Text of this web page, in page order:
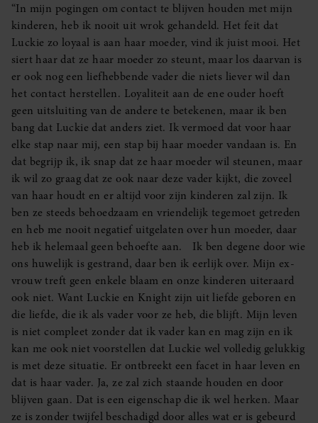
“In mijn pogingen om contact te blijven houden met mijn
kinderen, heb ik nooit uit wrok gehandeld. Het feit dat
Luckie zo loyaal is aan haar moeder, vind ik juist mooi. Het
siert haar dat ze haar moeder zo steunt, maar los daarvan is
er ook nog een liefhebbende vader die niets liever wil dan
het contact herstellen. Loyaliteit aan de ene ouder hoeft
geen uitsluiting van de andere te betekenen, maar ik ben
bang dat Luckie dat anders ziet. Ik vermoed dat voor haar
elke stap naar mij, een stap bij haar moeder vandaan is. En
dat begrijp ik, ik snap dat ze haar moeder wil steunen, maar
ik wil zo graag dat ze ook naar deze vader kijkt, die zoveel
van haar houdt en er altijd voor zijn kinderen zal zijn. Ik
ben ze steeds behoedzaam en vriendelijk tegemoet getreden
en heb me nooit negatief uitgelaten over hun moeder, daar
heb ik helemaal geen behoefte aan. Ik ben degene door wie
ons huwelijk is gestrand, daar ben ik eerlijk over. Mijn ex-
vrouw treft geen enkele blaam en onze kinderen uiteraard
ook niet. Want Luckie en Knight zijn uit liefde geboren en
die liefde, die ik als vader voor ze heb, die blijft. Mijn leven
is niet compleet zonder dat ik vader kan en mag zijn en ik
kan me ook niet voorstellen dat Luckie wel volledig gelukkig
is met deze situatie. Er ontbreekt een facet in haar leven en
dat is haar vader. Ja, ze zal zich staande houden en door
blijven gaan. Dat is een eigenschap die ik wel herken. Maar
ze is zonder twijfel beschadigd door alles wat er is gebeurd